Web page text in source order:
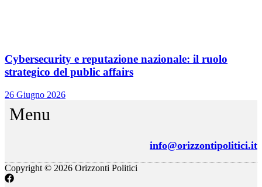
Cybersecurity e reputazione nazionale: il ruolo
strategico del public affairs
26 Giugno 2026
Menu
info@orizzontipolitici.it
Copyright © 2026 Orizzonti Politici